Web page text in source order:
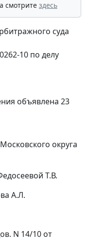
смотрите здесь
суда
10 по делу
объявлена 23
округа
Т.В.
А.Л.
N 14/10 от